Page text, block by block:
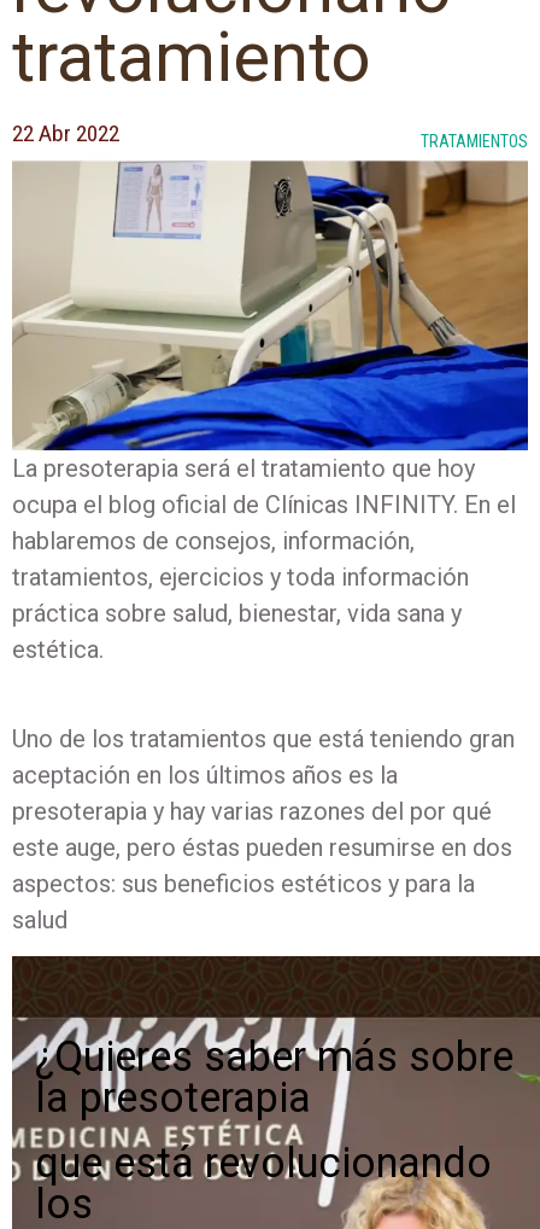
tratamiento
22 Abr 2022 TRATAMIENTOS
La presoterapia será el tratamiento que hoy
ocupa el blog oficial de Clínicas INFINITY. En el
hablaremos de consejos, información,
tratamientos, ejercicios y toda información
práctica sobre salud, bienestar, vida sana y
estética.
Uno de los tratamientos que está teniendo gran
aceptación en los últimos años es la
presoterapia y hay varias razones del por qué
este auge, pero éstas pueden resumirse en dos
aspectos: sus beneficios estéticos y para la
salud
¿Quieres saber más sobre
la presoterapia
que está revolucionando
los